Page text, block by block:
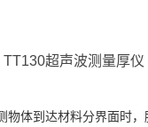
TT130超声波测量厚仪
体到达材料分界面时